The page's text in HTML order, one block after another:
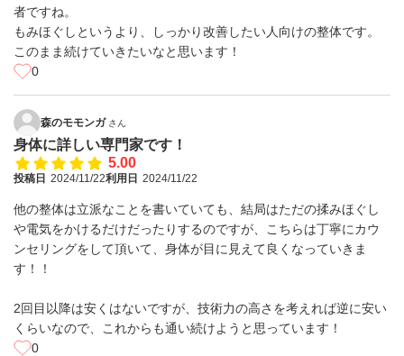
者ですね。
もみほぐしというより、しっかり改善したい人向けの整体です。
このまま続けていきたいなと思います！
0
森のモモンガ さん
身体に詳しい専門家です！
5.00
投稿日 2024/11/22利用日 2024/11/22
他の整体は立派なことを書いていても、結局はただの揉みほぐし
や電気をかけるだけだったりするのですが、こちらは丁寧にカウ
ンセリングをして頂いて、身体が目に見えて良くなっていきま
す！！
2回目以降は安くはないですが、技術力の高さを考えれば逆に安い
くらいなので、これからも通い続けようと思っています！
0